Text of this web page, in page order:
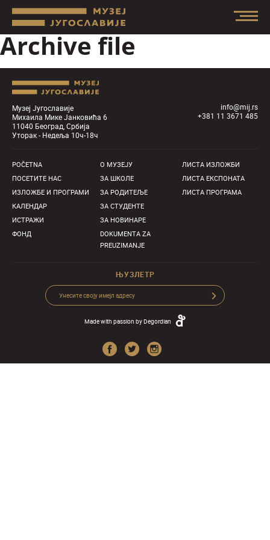
Archive file
Музеј Југославије
Михаила Мике Јанковића 6
11040 Београд, Србија
Уторак - Недеља 10ч-18ч
info@mij.rs
+381 11 3671 485
POČETNA
ПОСЕТИТЕ НАС
ИЗЛОЖБЕ И ПРОГРАМИ
КАЛЕНДАР
ИСТРАЖИ
ФОНД
О MУЗЕЈУ
ЗА ШКОЛЕ
ЗА РОДИТЕЉЕ
ЗА СТУДЕНТЕ
ЗА НОВИНАРЕ
DOKUMENTA ZA
PREUZIMANJE
ЛИСТА ИЗЛОЖБИ
ЛИСТА ЕКСПОНАТА
ЛИСТА ПРОГРАМА
ЊУЗЛЕТР
Made with passion byDegordian